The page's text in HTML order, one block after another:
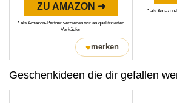
ZU AMAZON ➜
* als Amazon-Partner verdienen wir an qualifizierten
Verkäufen
♥merken
* als
Geschenkideen die dir gefallen